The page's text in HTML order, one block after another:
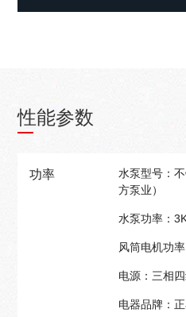
性能参数
功率
水泵型号：
方泵业）
水泵功率：
风筒电机功
电源：三相
电器品牌：